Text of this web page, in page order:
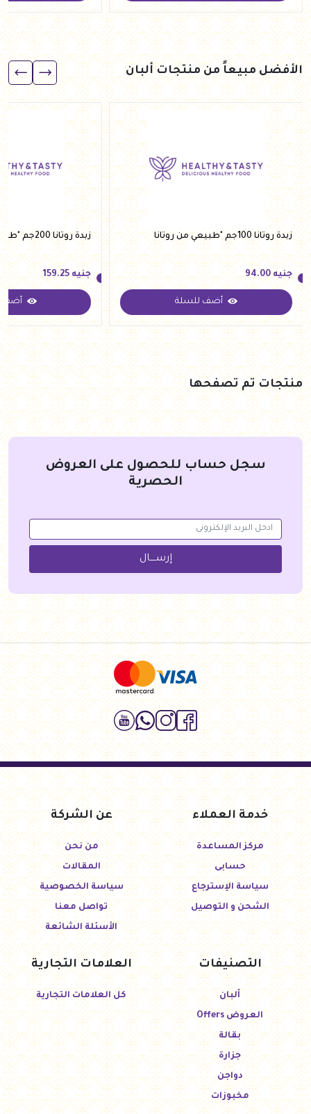
الأفضل مبيعاً من منتجات ألبان
زبدة روتانا 100جم "طبيعي من روتانا
جنيه
جنيه 94.00
أضف للسلة
زبدة روتانا 200جم "طبيعي من روتانا
جنيه
جنيه 159.25
أضف
منتجات تم تصفحها
سجل حساب للحصول على العروض
الحصرية
إرســــال
خدمة العملاء
مركز المساعدة
حسابى
سياسة الإسترجاع
الشحن و التوصيل
عن الشركة
من نحن
المقالات
سياسة الخصوصية
تواصل معنا
الأسئلة الشائعة
التصنيفات
ألبان
العروض Offers
بقالة
جزارة
دواجن
مخبوزات
العلامات التجارية
كل العلامات التجارية